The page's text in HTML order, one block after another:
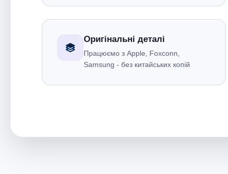
Оригінальні деталі
Працюємо з Apple, Foxconn,
Samsung - без китайських копій